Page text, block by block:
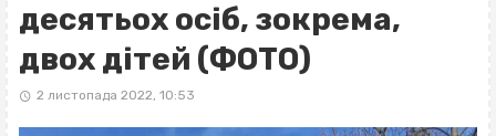
десятьох осіб, зокрема,
двох дітей (ФОТО)
2 листопада 2022, 10:53